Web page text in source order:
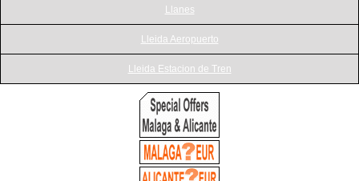
Llanes
Lleida Aeropuerto
Lleida Estacion de Tren